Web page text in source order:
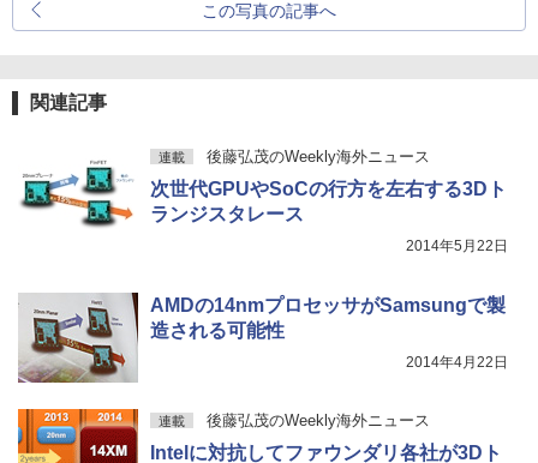
この写真の記事へ
関連記事
連載 後藤弘茂のWeekly海外ニュース
次世代GPUやSoCの行方を左右する3Dト
ランジスタレース
2014年5月22日
AMDの14nmプロセッサがSamsungで製
造される可能性
2014年4月22日
連載 後藤弘茂のWeekly海外ニュース
Intelに対抗してファウンダリ各社が3Dト